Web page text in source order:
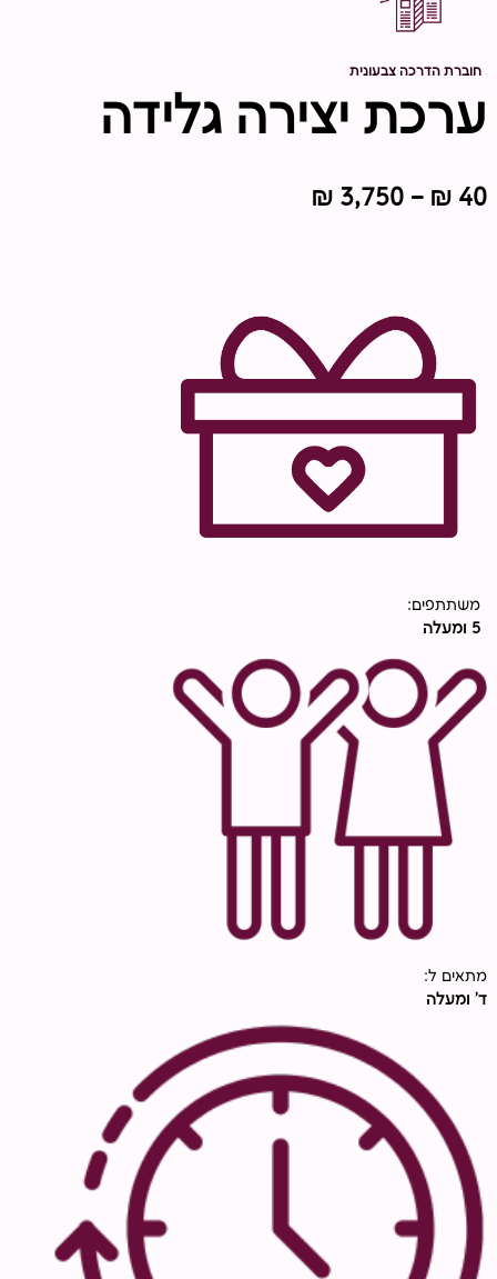
חוברת הדרכה צבעונית
ערכת יצירה גלידה
₪ 40
–
₪ 3,750
טווח
משתתפים:
5 ומעלה
מתאים ל:
ד' ומעלה